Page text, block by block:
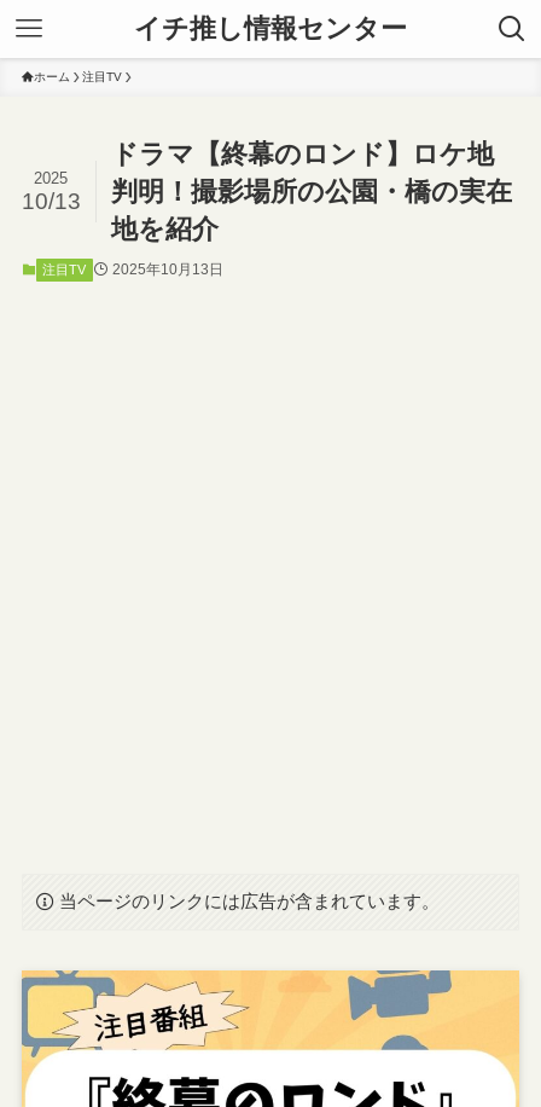
イチ推し情報センター
ホーム 注目TV
ドラマ【終幕のロンド】ロケ地
判明！撮影場所の公園・橋の実在
地を紹介
2025
10/13
注目TV 2025年10月13日
当ページのリンクには広告が含まれています。